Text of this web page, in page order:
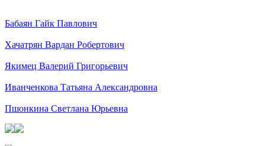
Бабаян Гайк Павлович
Хачатрян Вардан Робертович
Якимец Валерий Григорьевич
Иванченкова Татьяна Александровна
Пшонкина Светлана Юрьевна